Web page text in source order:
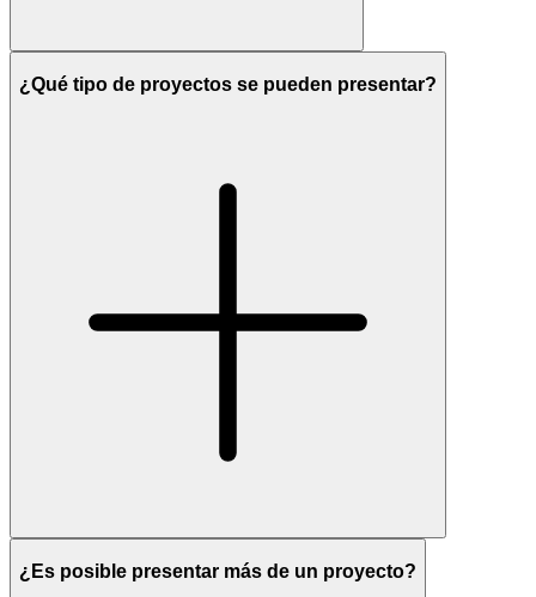
¿Qué tipo de proyectos se pueden presentar?
¿Es posible presentar más de un proyecto?